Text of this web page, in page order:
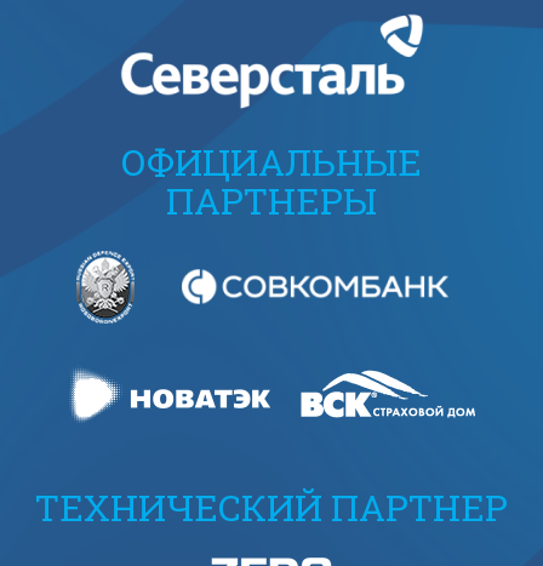
ОФИЦИАЛЬНЫЕ
ПАРТНЕРЫ
ТЕХНИЧЕСКИЙ ПАРТНЕР